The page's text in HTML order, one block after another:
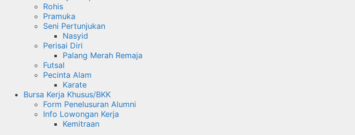
Rohis
Pramuka
Seni Pertunjukan
Nasyid
Perisai Diri
Palang Merah Remaja
Futsal
Pecinta Alam
Karate
Bursa Kerja Khusus/BKK
Form Penelusuran Alumni
Info Lowongan Kerja
Kemitraan